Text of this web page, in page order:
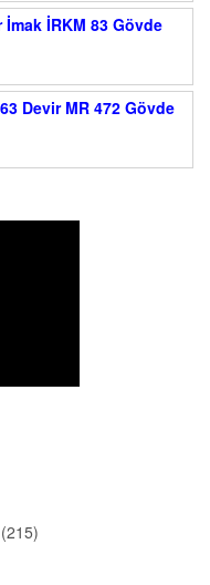
İRKM 83 Gövde
Devir MR 472 Gövde
(215)